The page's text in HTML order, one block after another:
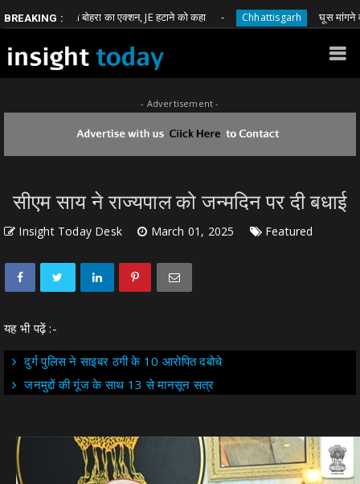
BREAKING :
भावना बोहरा का एक्शन, JE हटाने को कहा Chhattisgarh घूस मांगने वाले
- Advertisement -
सीएम साय ने राज्यपाल को जन्मदिन पर दी बधाई
Insight Today Desk March 01, 2025 Featured
यह भी पढ़ें :-
दुर्ग पुलिस ने साइबर ठगी के 10 आरोपित दबोचे
जनमुद्दों की गूंज के साथ 13 से मानसून सत्र